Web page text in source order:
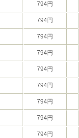
794円
794円
794円
794円
794円
794円
794円
794円
794円